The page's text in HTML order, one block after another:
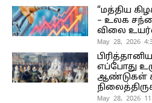
“மத்திய
– உலக
விலை
May 28, 2026
எப்போது
ஆண்டுகள்
May 28, 2026